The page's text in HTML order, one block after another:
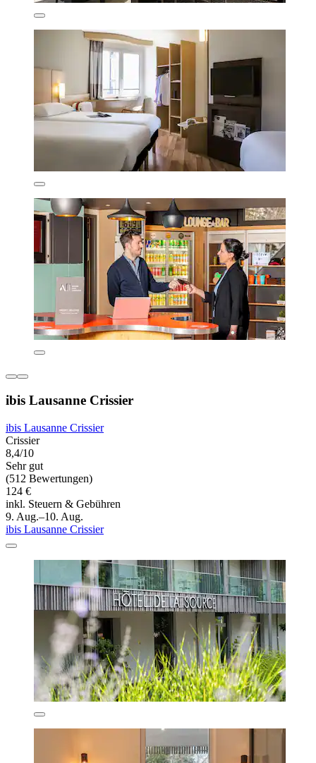
ibis Lausanne Crissier
ibis Lausanne Crissier
Crissier
8,4/10
Sehr gut
(512 Bewertungen)
124 €
inkl. Steuern & Gebühren
9. Aug.–10. Aug.
ibis Lausanne Crissier